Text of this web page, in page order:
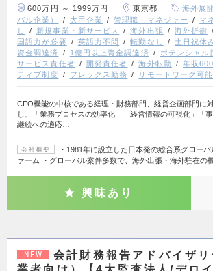
600万円 ～ 1999万円 東京都
海外展
バル企業）
大手企業 管理職・マネジャー
マ
し
新規事業・新サービス 海外出張 海外折衝
国語力が必要
英語力不問 転勤なし 土日祝休
資金調達済
1億円以上資金調達済
ポテンシャル
サービス責任者
開発責任者 海外転勤 年収
ティブ制度
フレックス勤務 リモートワーク可能
CFO機能の中核である経理・財務部門、経営企画部門に
し、「業務プロセスの効率化」「経営情報の可視化」「
継続への適応…
会社概要
・1981年に設立した日本発の総合系グロー
ァーム ・グローバル案件多数で、海外出張・海外駐在の
興味あり
NEW
会計財務報告アドバイザリ